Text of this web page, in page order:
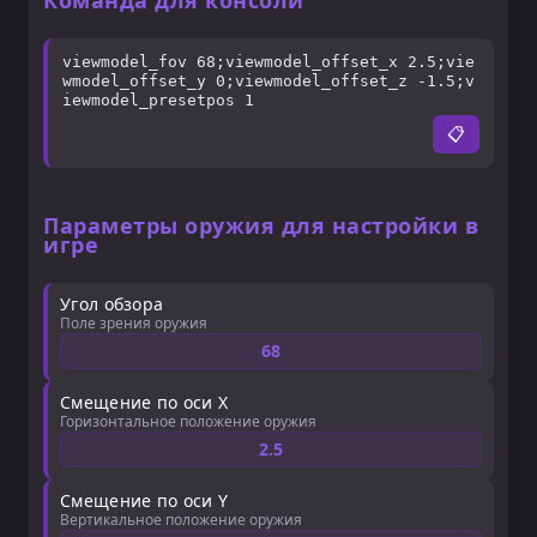
viewmodel_fov 68;viewmodel_offset_x 2.5;vie
wmodel_offset_y 0;viewmodel_offset_z -1.5;v
iewmodel_presetpos 1
📋
Параметры оружия для настройки в
игре
Угол обзора
Поле зрения оружия
68
Смещение по оси X
Горизонтальное положение оружия
2.5
Смещение по оси Y
Вертикальное положение оружия